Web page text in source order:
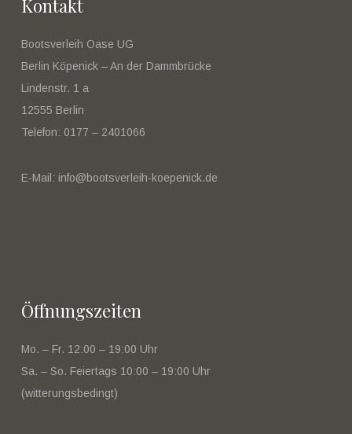
Kontakt
Bootsverleih Oase UG
Berlin Köpenick – An der Dammbrücke
Lindenstr. 1 a
12555 Berlin
Telefon: 0177 – 2401066
E-Mail: info@bootsverleih-koepenick.de
Öffnungszeiten
Mo. – Fr. 12:00 – 19:00 Uhr
Sa. – So. Feiertags 10:00 – 19:00 Uhr
(witterungsbedingt)